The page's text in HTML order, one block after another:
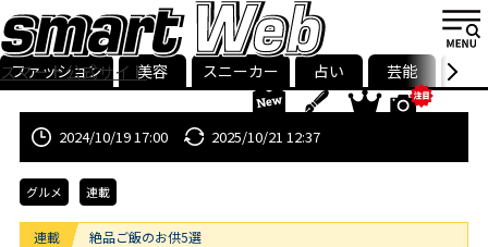
スマート公式サイト
smart最新号
記事一覧ランキング
ストリ
ファッション 美容 スニーカー 占い 芸能 グル
2024/10/19 17:00 2025/10/21 12:37
グルメ 連載
連載 絶品ご飯のお供5選